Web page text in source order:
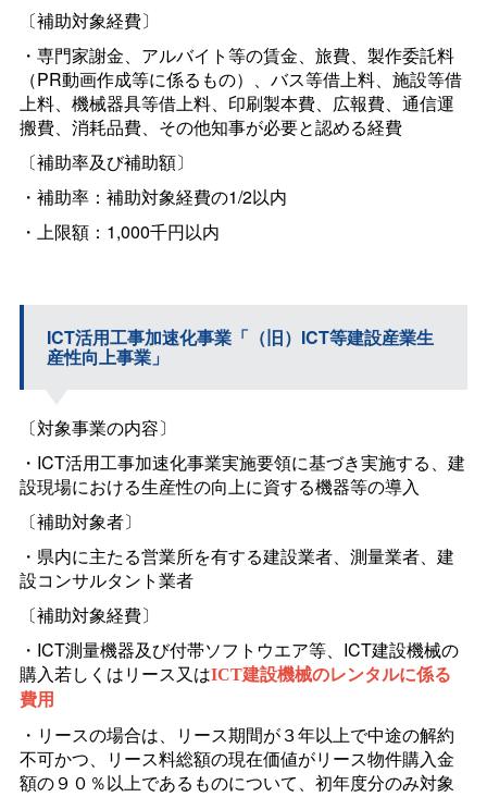
〔補助対象経費〕
・専門家謝金、アルバイト等の賃金、旅費、製作委託料
（PR動画作成等に係るもの）、バス等借上料、施設等借
上料、機械器具等借上料、印刷製本費、広報費、通信運
搬費、消耗品費、その他知事が必要と認める経費
〔補助率及び補助額〕
・補助率：補助対象経費の1/2以内
・上限額：1,000千円以内
ICT活用工事加速化事業「（旧）ICT等建設産業生
産性向上事業」
〔対象事業の内容〕
・ICT活用工事加速化事業実施要領に基づき実施する、建
設現場における生産性の向上に資する機器等の導入
〔補助対象者〕
・県内に主たる営業所を有する建設業者、測量業者、建
設コンサルタント業者
〔補助対象経費〕
・ICT測量機器及び付帯ソフトウエア等、ICT建設機械の
購入若しくはリース又はICT建設機械のレンタルに係る
費用
・リースの場合は、リース期間が３年以上で中途の解約
不可かつ、リース料総額の現在価値がリース物件購入金
額の９０％以上であるものについて、初年度分のみ対象